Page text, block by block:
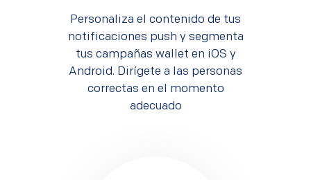
Personaliza el contenido de tus
notificaciones push y segmenta
tus campañas wallet en iOS y
Android. Dirígete a las personas
correctas en el momento
adecuado